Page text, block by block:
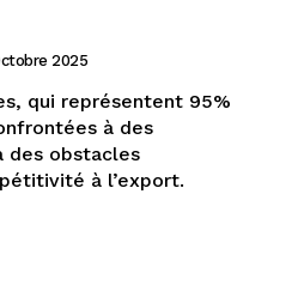
2025
qui représentent 95%
à des
des obstacles
à l’export.